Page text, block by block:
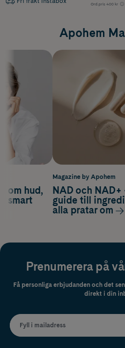
Ord.pris 400 kr
Apohem
om hud,
smart
Magazine by Apohem
NAD och
guide till
alla pratar om
Prenumerera på
Få personliga erbjudanden och det
direkt i din
Fyll i mailadress